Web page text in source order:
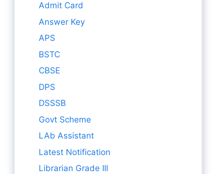
Admit Card
Answer Key
APS
BSTC
CBSE
DPS
DSSSB
Govt Scheme
LAb Assistant
Latest Notification
Librarian Grade III